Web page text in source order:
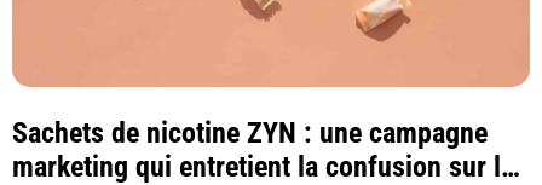
Sachets de nicotine ZYN : une campagne
marketing qui entretient la confusion sur le